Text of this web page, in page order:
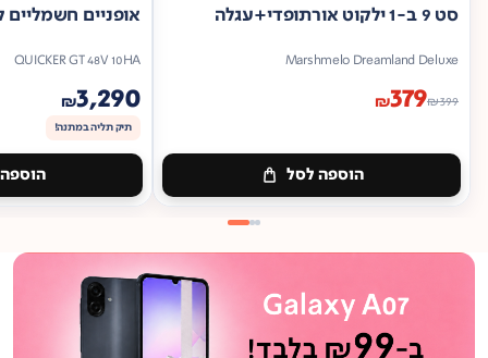
סט 9 ב-1 ילקוט אורתופדי+עגלה
Marshmelo Dreamland Deluxe
₪399
₪379
הוספה לסל
אופניים חשמליים
QUICKER GT 48V 10HA
₪3,290
תיק תליה במתנה!